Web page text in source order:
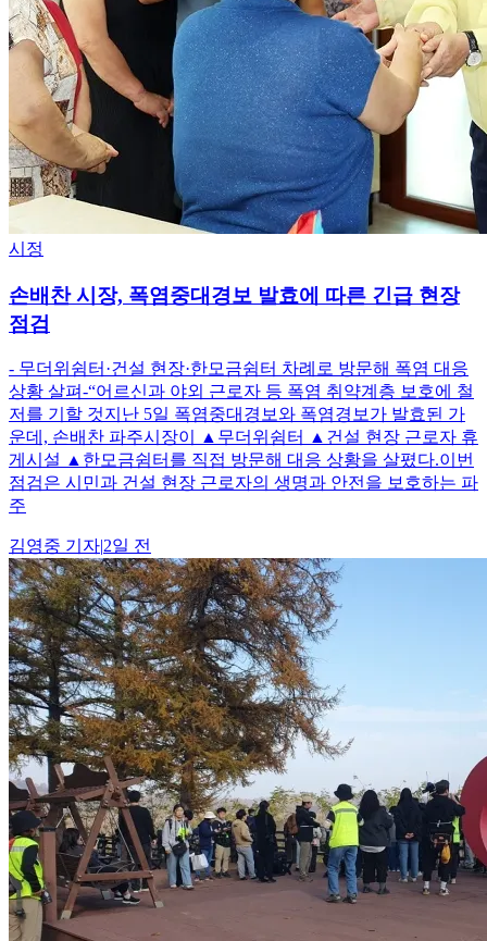
시정
손배찬 시장, 폭염중대경보 발효에 따른 긴급 현장
점검
- 무더위쉼터·건설 현장·한모금쉼터 차례로 방문해 폭염 대응
상황 살펴-“어르신과 야외 근로자 등 폭염 취약계층 보호에 철
저를 기할 것지난 5일 폭염중대경보와 폭염경보가 발효된 가
운데, 손배찬 파주시장이 ▲무더위쉼터 ▲건설 현장 근로자 휴
게시설 ▲한모금쉼터를 직접 방문해 대응 상황을 살폈다.이번
점검은 시민과 건설 현장 근로자의 생명과 안전을 보호하는 파
주
김영중 기자|2일 전